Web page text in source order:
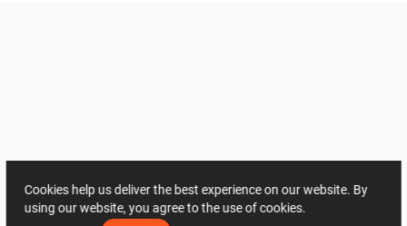
Cookies help us deliver the best experience on our website. By
using our website, you agree to the use of cookies.